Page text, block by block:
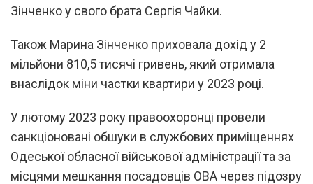
Зінченко у свого брата Сергія Чайки.
Також Марина Зінченко приховала дохід у 2
мільйони 810,5 тисячі гривень, який отримала
внаслідок міни частки квартири у 2023 році.
У лютому 2023 року правоохоронці провели
санкціоновані обшуки в службових приміщеннях
Одеської обласної військової адміністрації та за
місцями мешкання посадовців ОВА через підозру